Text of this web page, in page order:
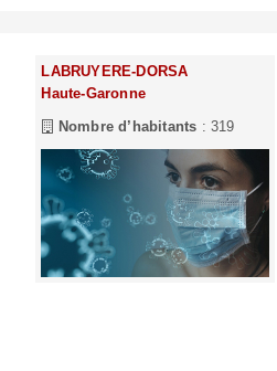
LABRUYERE-DORSA
Haute-Garonne
Nombre d’habitants : 319